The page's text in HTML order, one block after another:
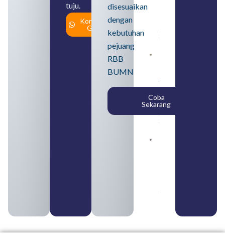
tuju.
Konsultasi
Gratis
disesuaikan
dengan
kebutuhan
pejuang
RBB
BUMN
Coba
Sekarang
August 5,
2026
yang
Tergabung
dalam
Himbara
August 4,
2026
August 3, 2026